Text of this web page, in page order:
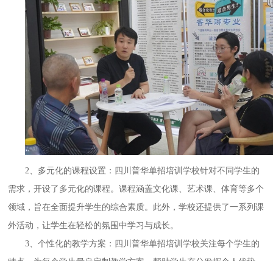
2 多元化的课程设置 ： 四川普华单招培训学校针对不同学生的
需求，开设了多元化的课程。课程涵盖文化课、艺术课、体育等多个
领域，旨在全面提升学生的综合素质。此外，学校还提供了一系列课
外活动，让学生在轻松的氛围中学习与成长。
3、个性化的教学方案 ： 四川普华单招培训学校关注每个学生的